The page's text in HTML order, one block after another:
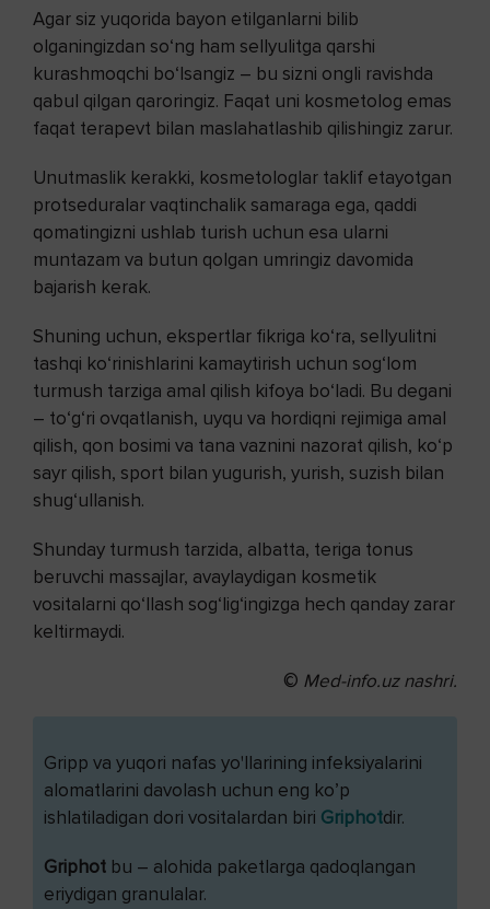
Agar siz yuqorida bayon etilganlarni bilib
olganingizdan so‘ng ham sellyulitga qarshi
kurashmoqchi bo‘lsangiz – bu sizni ongli ravishda
qabul qilgan qaroringiz. Faqat uni kosmetolog emas
faqat terapevt bilan maslahatlashib qilishingiz zarur.
Unutmaslik kerakki, kosmetologlar taklif etayotgan
protseduralar vaqtinchalik samaraga ega, qaddi
qomatingizni ushlab turish uchun esa ularni
muntazam va butun qolgan umringiz davomida
bajarish kerak.
Shuning uchun, ekspertlar fikriga ko‘ra, sellyulitni
tashqi ko‘rinishlarini kamaytirish uchun sog‘lom
turmush tarziga amal qilish kifoya bo‘ladi. Bu degani
– to‘g‘ri ovqatlanish, uyqu va hordiqni rejimiga amal
qilish, qon bosimi va tana vaznini nazorat qilish, ko‘p
sayr qilish, sport bilan yugurish, yurish, suzish bilan
shug‘ullanish.
Shunday turmush tarzida, albatta, teriga tonus
beruvchi massajlar, avaylaydigan kosmetik
vositalarni qo‘llash sog‘lig‘ingizga hech qanday zarar
keltirmaydi.
© Med-info.uz nashri.
Gripp va yuqori nafas yo'llarining infeksiyalarini
alomatlarini davolash uchun eng ko’p
ishlatiladigan dori vositalardan biri Griphotdir.
Griphot bu – alohida paketlarga qadoqlangan
eriydigan granulalar.